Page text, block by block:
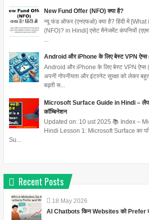
New Fund Offer (NFO) क्या है?
न्यू फंड ऑफर (एनएफओ) क्या है? हिंदी में
(NFO)? in Hindi] एसेट मैनेजमेंट कंपनियों
Android और iPhone के लिए बेस्ट VPN ऐप्स
Android और iPhone के लिए बेस्ट VPN
अपनी गोपनीयता और इंटरनेट सुरक्षा को लेकर
बढ़ती स...
Microsoft Surface Guide in Hindi –
कॉम्बिनेशन
Updated on: 10 ust 2025 📚 Index –
Hindi Lesson 1: Microsoft Surface का
Su...
Recent Posts
18 May 2026
AI Chatbots किन Websites को Prefer